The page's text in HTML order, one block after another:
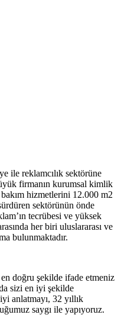
ile reklamcılık sektörüne
firmanın kurumsal kimlik
hizmetlerini 12.000 m2
sektörünün önde
tecrübesi ve yüksek
her biri uluslararası ve
bulunmaktadır.
en doğru şekilde ifade etmeniz
sizi en iyi şekilde
anlatmayı, 32 yıllık
saygı ile yapıyoruz.